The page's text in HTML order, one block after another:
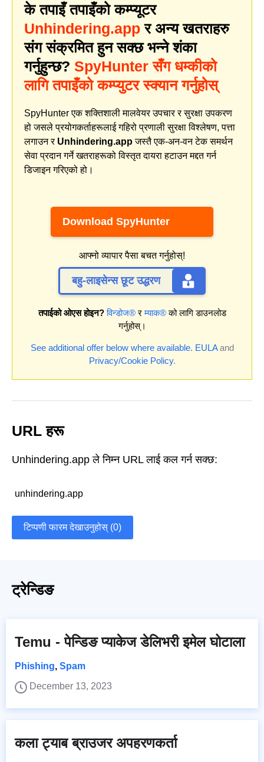
के तपाइँ तपाइँको कम्प्यूटर
Unhindering.app र अन्य खतराहरु
संग संक्रमित हुन सक्छ भन्ने शंका
गर्नुहुन्छ? SpyHunter सँग धम्कीको
लागि तपाइँको कम्प्युटर स्क्यान गर्नुहोस्
SpyHunter एक शक्तिशाली मालवेयर उपचार र सुरक्षा उपकरण
हो जसले प्रयोगकर्ताहरूलाई गहिरो प्रणाली सुरक्षा विश्लेषण, पत्ता
लगाउन र Unhindering.appजस्तै एक-अन-वन टेक समर्थन
सेवा प्रदान गर्ने खतराहरूको विस्तृत दायरा हटाउन मद्दत गर्न
डिजाइन गरिएको हो।
Download SpyHunter
आफ्नो व्यापार पैसा बचत गर्नुहोस्!
बहु-लाइसेन्स छूट उद्धरण
तपाईको ओएस होइन? विन्डोज®रम्याक®को लागि डाउनलोड
गर्नुहोस्।
See additional offer below where available. EULAand
Privacy/Cookie Policy.
URL हरू
Unhindering.app ले निम्न URL लाई कल गर्न सक्छ:
unhindering.app
टिप्पणी फारम देखाउनुहोस् (0)
ट्रेन्डिङ
Temu - पेन्डिङ प्याकेज डेलिभरी इमेल घोटाला
Phishing, Spam
December 13, 2023
कला ट्याब ब्राउजर अपहरणकर्ता